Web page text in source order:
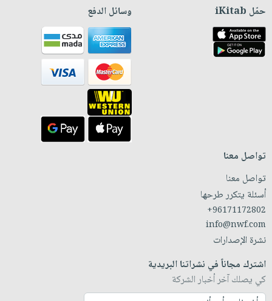
حمّل iKitab وسائل الدفع
تواصل معنا
تواصل معنا
أسئلة يتكرر طرحها
+96171172802
info@nwf.com
نشرة الإصدارات
اشترك مجاناً في نشراتنا البريدية
كي يصلك آخر أخبار الشركة